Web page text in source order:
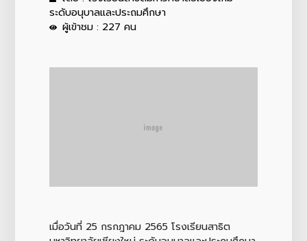
ระดับอนุบาลและประถมศึกษา
ผู้เข้าชม : 227 คน
เมื่อวันที่ 25 กรกฎาคม 2565 โรงเรียนสาธิต